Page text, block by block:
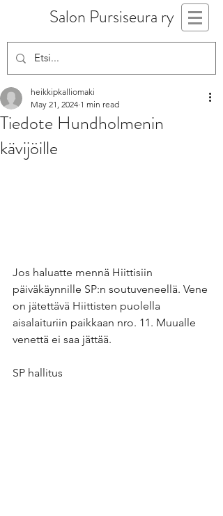
Salon Pursiseura ry
Tiedote Hundholmenin
kävijöille
heikkipkalliomaki
May 21, 2024 1 min read
Jos haluatte mennä Hiittisiin
päiväkäynnille SP:n soutuveneellä. Vene
on jätettävä Hiittisten puolella
aisalaituriin paikkaan nro. 11. Muualle
venettä ei saa jättää.
SP hallitus